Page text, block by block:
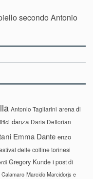
secondo Antonio
Antonio Tagliarini arena di
danza Daria Deflorian
Emma Dante enzo
delle colline torinesi
Gregory Kunde i post di
Calamaro Marcido Marcidorjs e